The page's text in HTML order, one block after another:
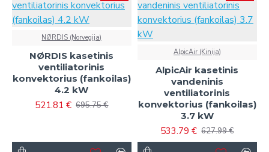
NØRDIS (Norvegija)
NØRDIS kasetinis
ventiliatorinis
konvektorius (fankoilas)
4.2 kW
521.81 € 695.75 €
AlpicAir (Kinija)
AlpicAir kasetinis
vandeninis
ventiliatorinis
konvektorius (fankoilas)
3.7 kW
533.79 € 627.99 €